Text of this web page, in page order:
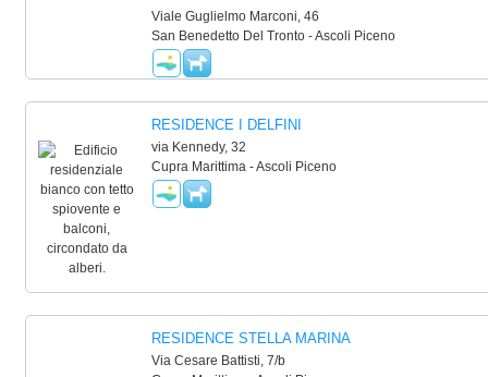
Viale Guglielmo Marconi, 46
San Benedetto Del Tronto - Ascoli Piceno
RESIDENCE I DELFINI
via Kennedy, 32
Cupra Marittima - Ascoli Piceno
RESIDENCE STELLA MARINA
Via Cesare Battisti, 7/b